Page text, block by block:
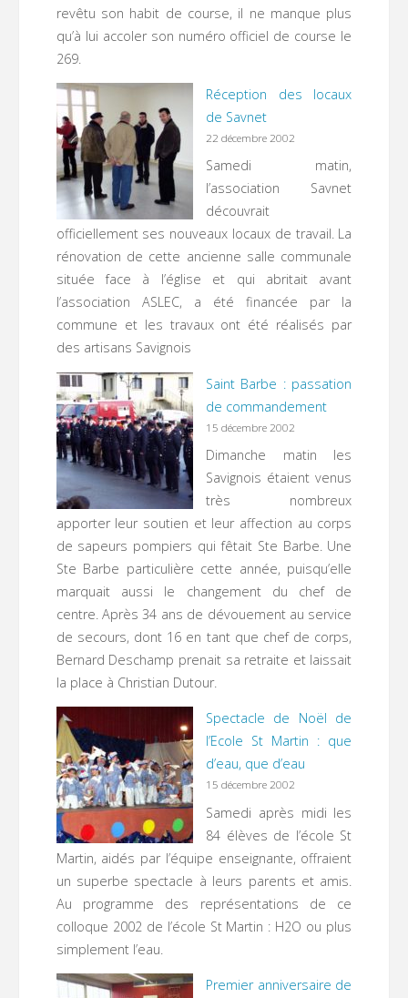
revêtu son habit de course, il ne manque plus
qu’à lui accoler son numéro officiel de course le
269.
Réception des locaux
de Savnet
22 décembre 2002
Samedi matin,
l’association Savnet
découvrait
officiellement ses nouveaux locaux de travail. La
rénovation de cette ancienne salle communale
située face à l’église et qui abritait avant
l’association ASLEC, a été financée par la
commune et les travaux ont été réalisés par
des artisans Savignois
Saint Barbe : passation
de commandement
15 décembre 2002
Dimanche matin les
Savignois étaient venus
très nombreux
apporter leur soutien et leur affection au corps
de sapeurs pompiers qui fêtait Ste Barbe. Une
Ste Barbe particulière cette année, puisqu’elle
marquait aussi le changement du chef de
centre. Après 34 ans de dévouement au service
de secours, dont 16 en tant que chef de corps,
Bernard Deschamp prenait sa retraite et laissait
la place à Christian Dutour.
Spectacle de Noël de
l’Ecole St Martin : que
d’eau, que d’eau
15 décembre 2002
Samedi après midi les
84 élèves de l’école St
Martin, aidés par l’équipe enseignante, offraient
un superbe spectacle à leurs parents et amis.
Au programme des représentations de ce
colloque 2002 de l’école St Martin : H2O ou plus
simplement l’eau.
Premier anniversaire de